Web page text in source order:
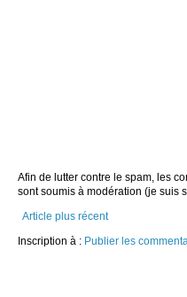
Afin de lutter contre le spam, les
sont soumis à modération (je suis
Article plus récent
Inscription à : Publier les